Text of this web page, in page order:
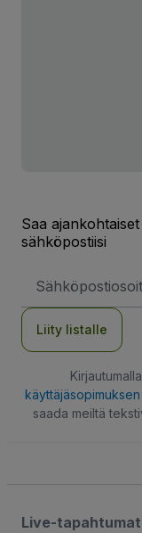
Saa
sähköpostiisi
Liity listalle
käyttäjäsopimuksen
saada meiltä
Live-